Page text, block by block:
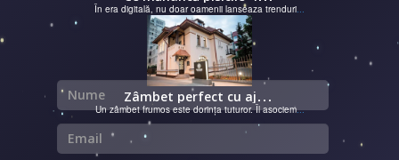
În era digitală, nu doar oamenii lanseaza trenduri...
Z
âmbet perfect cu ajutorul unui cabinet dentar
Un zâmbet frumos este dorința tuturor. Îl asociem...
Nume